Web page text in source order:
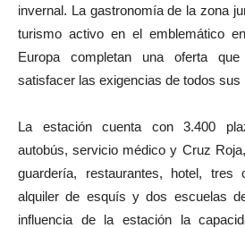
invernal. La gastronomía de la zona
turismo activo en el emblemático
Europa completan una oferta
satisfacer las exigencias de todos sus
La estación cuenta con 3.400
autobús, servicio médico y Cruz
guardería, restaurantes, hotel, tres
alquiler de esquís y dos escuelas
influencia de la estación la